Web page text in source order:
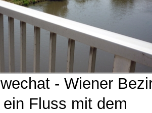
- Wiener
ein Fluss mit dem